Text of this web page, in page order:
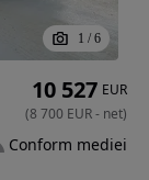
1 / 6
10 527 EUR
(8 700 EUR- net)
Conform mediei